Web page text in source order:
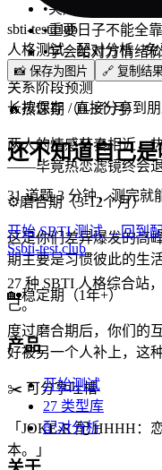
•笑声之外要有真话
•重要日子不能全
•学会给对方情绪
关系阶段预测
🔥热恋期（0-3个月）
两人的情感节奏相近，
——毕竟热恋滤镜终会退
⚙️磨合期（3-12个月）
这是你们差异爆发的高
期主要是习惯彼此的生
🏡稳定期（1年+）
度过磨合期后，你们的
好被另一个人补上，这
✂️ 可分享吐槽
「 JOKE-R 配 HHHH：
本。
」
sbti-test.club
人格测试 · 配对分析 ·
📸 保存为图片 🔗 复制结
长按保存 / 直接分享到
还不知道自己
31 道题 3 分钟，测完就
开始 SBTI 测试 →回到
Ssbti-test.club
27 种 SBTI 人格综合站
己。
产品
开始测试
27 类型库
配对分析